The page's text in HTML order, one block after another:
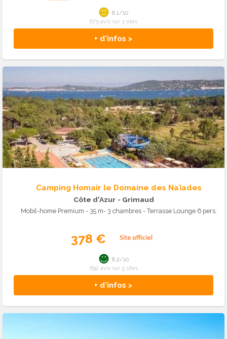
+ d'infos >
6.1/10
675 avis sur 3 sites
Camping Homair le Domaine des Naïades
Côte d'Azur - Grimaud
Mobil-home Premium - 35 m- 3 chambres - Terrasse Lounge 6 pers.
378 €
+ d'infos >
8.2/10
692 avis sur 5 sites